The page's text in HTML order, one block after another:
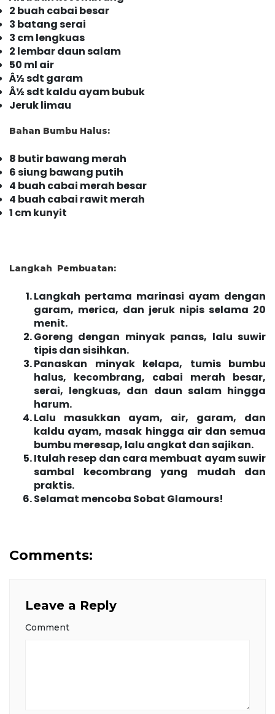
2 buah cabai besar
3 batang serai
3 cm lengkuas
2 lembar daun salam
50 ml air
Â½ sdt garam
Â½ sdt kaldu ayam bubuk
Jeruk limau
Bahan Bumbu Halus:
8 butir bawang merah
6 siung bawang putih
4 buah cabai merah besar
4 buah cabai rawit merah
1 cm kunyit
Langkah Pembuatan:
Langkah pertama marinasi ayam dengan
garam, merica, dan jeruk nipis selama 20
menit.
Goreng dengan minyak panas, lalu suwir
tipis dan sisihkan.
Panaskan minyak kelapa, tumis bumbu
halus, kecombrang, cabai merah besar,
serai, lengkuas, dan daun salam hingga
harum.
Lalu masukkan ayam, air, garam, dan
kaldu ayam, masak hingga air dan semua
bumbu meresap, lalu angkat dan sajikan.
Itulah resep dan cara membuat ayam suwir
sambal kecombrang yang mudah dan
praktis.
Selamat mencoba Sobat Glamours!
Comments:
Leave a Reply
Comment